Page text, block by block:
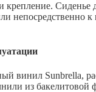
крепление.
непосредственно
винил Sunbrella,
из